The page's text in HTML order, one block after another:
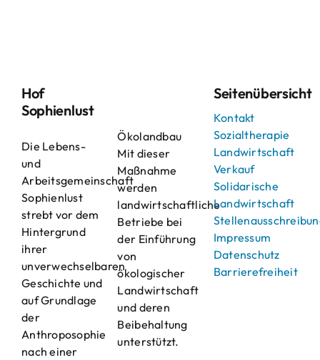
Hof
Sophienlust
Die Lebens-
und
Arbeitsgemeinschaft
Sophienlust
strebt vor dem
Hintergrund
ihrer
unverwechselbaren
Geschichte und
auf Grundlage
der
Anthroposophie
nach einer
Ökolandbau
Mit dieser
Maßnahme
werden
landwirtschaftliche
Betriebe bei
der Einführung
von
ökologischer
Landwirtschaft
und deren
Beibehaltung
unterstützt.
Seitenübersicht
Kontakt
Sozialtherapie
Landwirtschaft
Verkauf
Solidarische
Landwirtschaft
Impressum
Datenschutz
Barrierefreiheit